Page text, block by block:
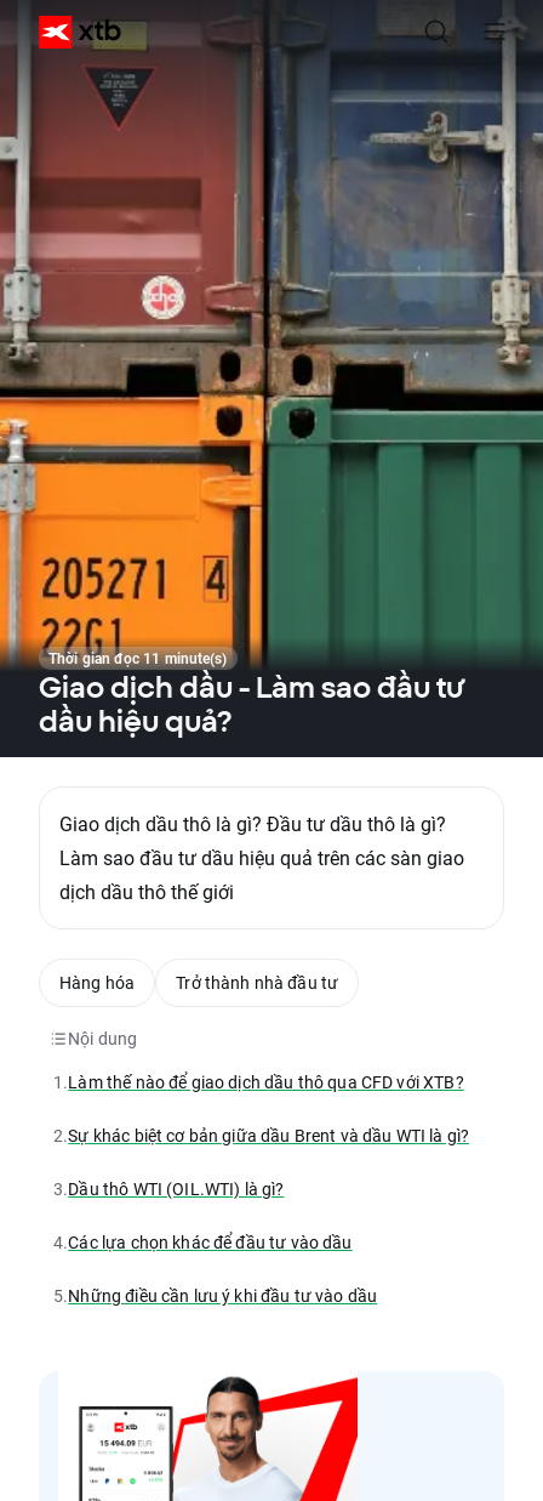
Thời gian đọc 11 minute(s)
Giao dịch dầu - Làm sao đầu tư
dầu hiệu quả?
Giao dịch dầu thô là gì? Đầu tư dầu thô là gì?
Làm sao đầu tư dầu hiệu quả trên các sàn giao
dịch dầu thô thế giới
Nội dung
1.Làm thế nào để giao dịch dầu thô qua CFD với XTB?
2.Sự khác biệt cơ bản giữa dầu Brent và dầu WTI là gì?
3.Dầu thô WTI (OIL.WTI) là gì?
4.Các lựa chọn khác để đầu tư vào dầu
5.Những điều cần lưu ý khi đầu tư vào dầu
Hàng hóa Trở thành nhà đầu tư